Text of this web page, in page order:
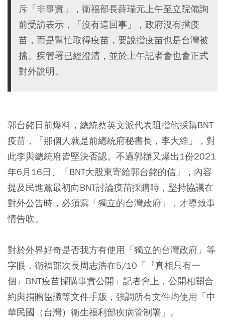
斥「非事實」，衛福部長薛瑞元上午至立院備詢
前受訪表示，「沒有這回事」，政府沒有擋疫
苗，而是幫忙取得疫苗，要說擋疫苗也是台灣被
擋。疾管署已經澄清，並於上午記者會也會正式
對外說明。
郭台銘日前爆料，總統蔡英文派代表阻擋他採購BNT
疫苗，「那個人就是前總統府秘書長，李大維」，對
此李與總統府皆堅決否認。不過郭辦又爆出1份2021
年6月16日、「BNT大股東寄給郭台銘的信」，內容
提及民進黨最初向BNT討論疫苗採購時，堅持協議在
對外公告時，必須寫「獨立的台灣政府」，才導致事
情告吹。
對於外界好奇是否我方有使用「獨立的台灣政府」等
字眼，衛福部次長周志浩在5/10「『真相只有一
個』BNT疫苗採購事實公開」記者會上，公開相關合
約與捐贈協議等文件手版，強調所有文件均使用「中
華民國（台灣）衛生福利部疾病管制署」。